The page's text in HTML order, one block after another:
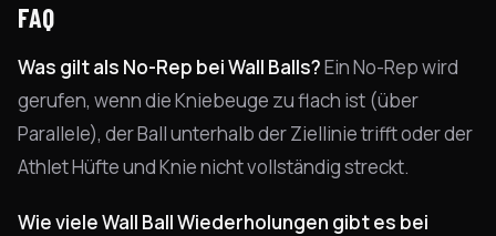
FAQ
Was gilt als No-Rep bei Wall Balls?Ein No-Rep wird
gerufen, wenn die Kniebeuge zu flach ist (über
Parallele), der Ball unterhalb der Ziellinie trifft oder der
Athlet Hüfte und Knie nicht vollständig streckt.
Wie viele Wall Ball Wiederholungen gibt es bei